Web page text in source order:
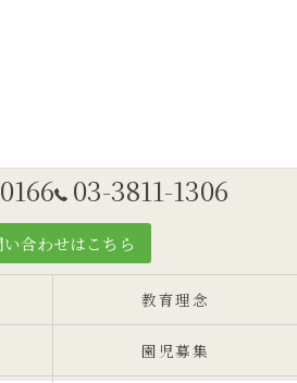
03-3811-1306
い合わせはこちら
教育理念
園児募集